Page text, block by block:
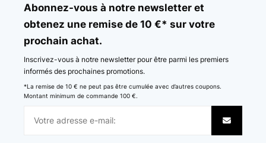
Amazon-Benutzer
Traduire
ging er kaputt. Ich habe dem Kundenservice angeschrieben und
Abonnez-vous à notre newsletter et
obtenez une remise de 10 €* sur votre
prochain achat.
Inscrivez-vous à notre newsletter pour être parmi les premiers
informés des prochaines promotions.
*La remise de 10 € ne peut pas être cumulée avec d’autres coupons.
Montant minimum de commande 100 €.